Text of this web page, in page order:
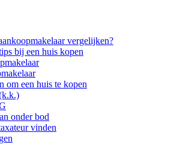
vergelijken?
bij een huis kopen
om een huis te kopen
onder bod
vinden